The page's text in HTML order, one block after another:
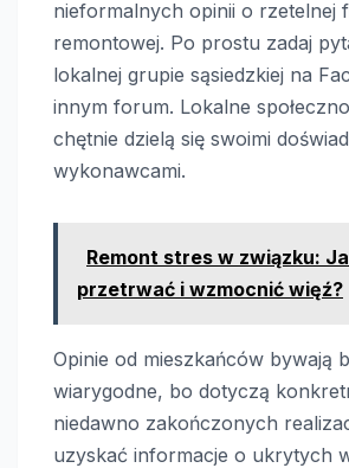
nieformalnych opinii o rzetelnej
remontowej. Po prostu zadaj
lokalnej grupie sąsiedzkiej na
innym forum. Lokalne
chętnie dzielą się swoimi
wykonawcami.
Remont stres w związku:
przetrwać i wzmocnić więź?
Opinie od mieszkańców bywają
wiarygodne, bo dotyczą
niedawno zakończonych
uzyskać informacje o ukrytych